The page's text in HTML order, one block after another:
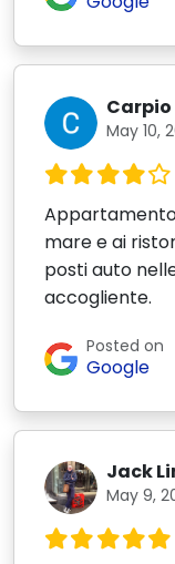
May 10,
mare e ai
posti auto
accogliente.
Posted on
Google
Jack
May 9,